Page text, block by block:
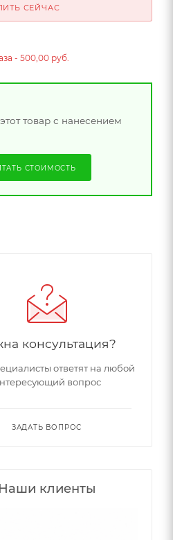
СЕЙЧАС
- 500,00 руб.
товар с нанесением
СТОИМОСТЬ
консультация?
ответят на любой
вопрос
ЗАДАТЬ ВОПРОС
Наши клиенты